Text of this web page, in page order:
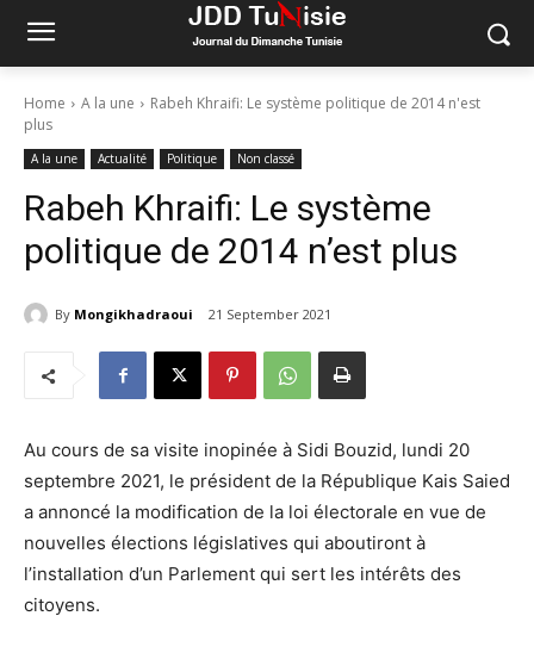
Home A la une
Rabeh Khraifi: Le système politique de 2014 n'est
plus
A la une Actualité Politique Non classé
Rabeh Khraifi: Le système
politique de 2014 n’est plus
By Mongikhadraoui 21 September 2021
Au cours de sa visite inopinée à Sidi Bouzid, lundi 20
septembre 2021, le président de la République Kais Saied
a annoncé la modification de la loi électorale en vue de
nouvelles élections législatives qui aboutiront à
l’installation d’un Parlement qui sert les intérêts des
citoyens.